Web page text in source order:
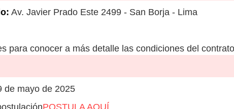
Av. Javier Prado Este 2499 - San Borja - Lima
para conocer a más detalle las condiciones del
de mayo de 2025
POSTULA AQUÍ